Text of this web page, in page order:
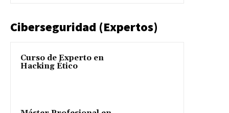
Ciberseguridad (Expertos)
Curso de Experto en
Hacking Ético